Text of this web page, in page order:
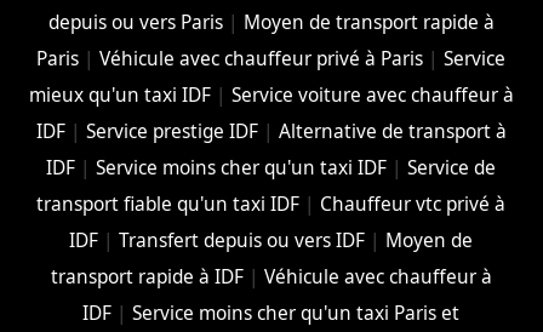
depuis ou vers Paris| Moyen de transport rapide à
Paris |Véhicule avec chauffeur privé à Paris |Service
mieux qu'un taxi IDF| Service voiture avec chauffeur à
IDF| Service prestige IDF| Alternative de transport à
IDF |Service moins cher qu'un taxi IDF |Service de
transport fiable qu'un taxi IDF | Chauffeur vtc privé à
IDF |Transfert depuis ou vers IDF | Moyen de
transport rapide à IDF| Véhicule avec chauffeur à
IDF |Service moins cher qu'un taxi Paris et